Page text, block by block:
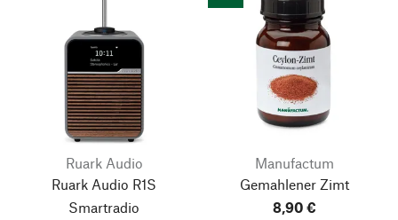
Ruark Audio
Ruark Audio R1S
Smartradio
Manufactum
Gemahlener Zimt
8,90 €